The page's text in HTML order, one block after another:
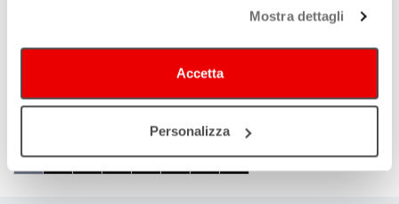
Mostra dettagli
Accetta
Personalizza
immaginario collettivo
1(pagina
corrente)
2 3 4 5 6 7 »